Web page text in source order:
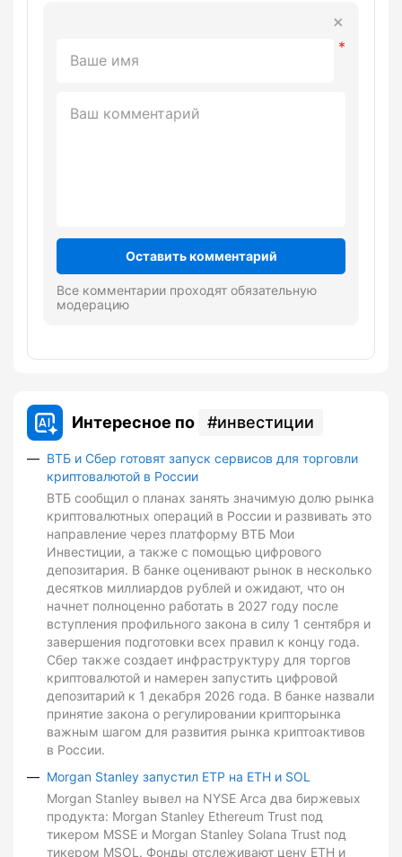
Оставить комментарий
Все комментарии проходят обязательную
модерацию
Интересное по инвестиции
ВТБ и Сбер готовят запуск сервисов для торговли
криптовалютой в России
ВТБ сообщил о планах занять значимую долю рынка
криптовалютных операций в России и развивать это
направление через платформу ВТБ Мои
Инвестиции, а также с помощью цифрового
депозитария. В банке оценивают рынок в несколько
десятков миллиардов рублей и ожидают, что он
начнет полноценно работать в 2027 году после
вступления профильного закона в силу 1 сентября и
завершения подготовки всех правил к концу года.
Сбер также создает инфраструктуру для торгов
криптовалютой и намерен запустить цифровой
депозитарий к 1 декабря 2026 года. В банке назвали
принятие закона о регулировании крипторынка
важным шагом для развития рынка криптоактивов
в России.
Morgan Stanley запустил ETP на ETH и SOL
Morgan Stanley вывел на NYSE Arca два биржевых
продукта: Morgan Stanley Ethereum Trust под
тикером MSSE и Morgan Stanley Solana Trust под
тикером MSOL. Фонды отслеживают цену ETH и